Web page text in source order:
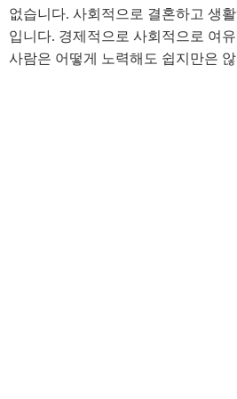
없습니다. 사회적으로 결혼하고 생
입니다. 경제적으로 사회적으로 여
사람은 어떻게 노력해도 쉽지만은